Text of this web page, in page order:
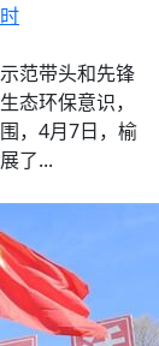
范带头和先锋
态环保意识，
，4月7日，榆
了...